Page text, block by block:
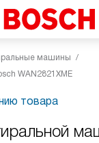
машины
WAN2821XME
товара